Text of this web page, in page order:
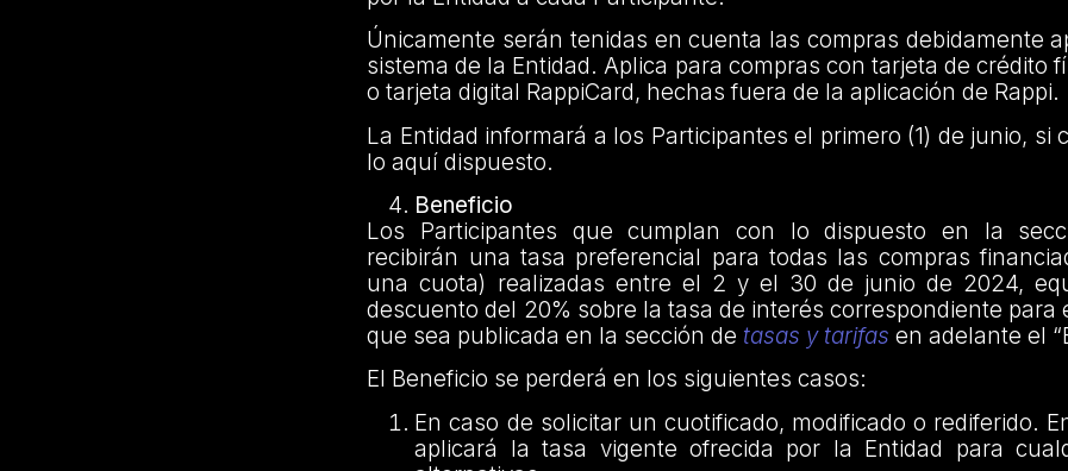
Únicamente serán tenidas en cuenta las compras debidamente
sistema de la Entidad. Aplica para compras con tarjeta de crédito
o tarjeta digital RappiCard, hechas fuera de la aplicación de Rappi.
La Entidad informará a los Participantes el primero (1) de junio, si
lo aquí dispuesto.
Beneficio
Los Participantes que cumplan con lo dispuesto en la
recibirán una tasa preferencial para todas las compras
una cuota) realizadas entre el 2 y el 30 de junio de 2024,
descuento del 20% sobre la tasa de interés correspondiente para
que sea publicada en la sección de tasas y tarifas en adelante el
El Beneficio se perderá en los siguientes casos:
En caso de solicitar un cuotificado, modificado o rediferido.
aplicará la tasa vigente ofrecida por la Entidad para